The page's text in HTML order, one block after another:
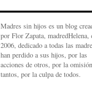
Madres sin hijos es un blog
por Flor Zapata, madredHelena,
2006, dedicado a todas las
han perdido a sus hijos, por las
acciones de otros, por la
tantos, por la culpa de todos.